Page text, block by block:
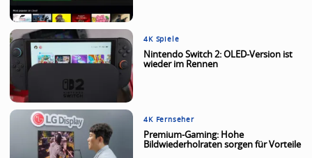
4K Spiele
Nintendo Switch 2: OLED-Version ist
wieder im Rennen
4K Fernseher
Premium-Gaming: Hohe
Bildwiederholraten sorgen für Vorteile